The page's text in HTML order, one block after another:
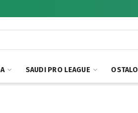
SAUDI PRO LEAGUE OSTALO